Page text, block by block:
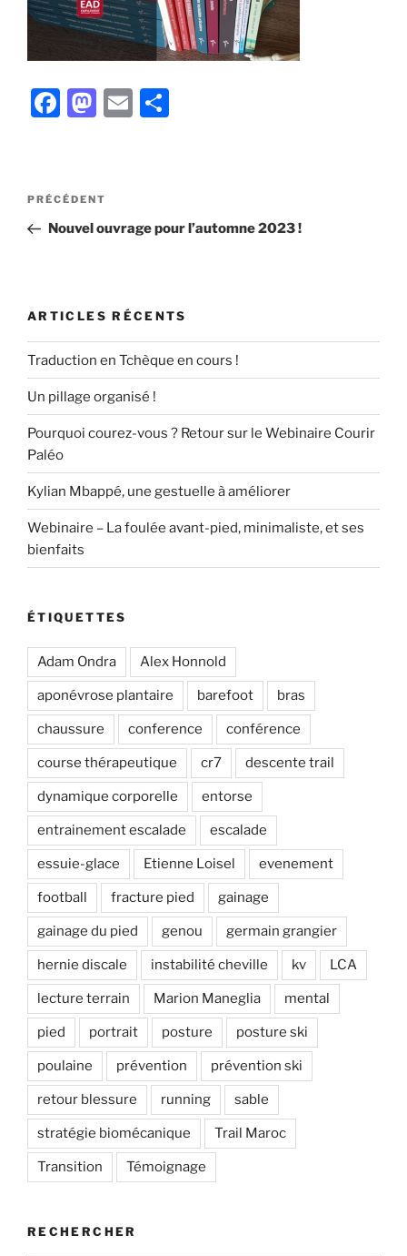
F
e
b
k
M
o
d
E
er
Navigation
l’article
Article
précédent
PRÉCÉDENT
Nouvel ouvrage pour l’automne 2023 !
ARTICLES RÉCENTS
Traduction en Tchèque en cours !
Un pillage organisé !
Pourquoi courez-vous ? Retour sur le Webinaire Courir
Paléo
Kylian Mbappé, une gestuelle à améliorer
Webinaire – La foulée avant-pied, minimaliste, et ses
bienfaits
ÉTIQUETTES
Adam Ondra Alex Honnold
aponévrose plantaire barefoot bras
chaussure conference conférence
course thérapeutique cr7 descente trail
dynamique corporelle entorse
entrainement escalade escalade
essuie-glace Etienne Loisel evenement
football fracture pied gainage
gainage du pied genou germain grangier
hernie discale instabilité cheville kv LCA
lecture terrain Marion Maneglia mental
pied portrait posture posture ski
poulaine prévention prévention ski
retour blessure running sable
stratégie biomécanique Trail Maroc
Transition Témoignage
RECHERCHER